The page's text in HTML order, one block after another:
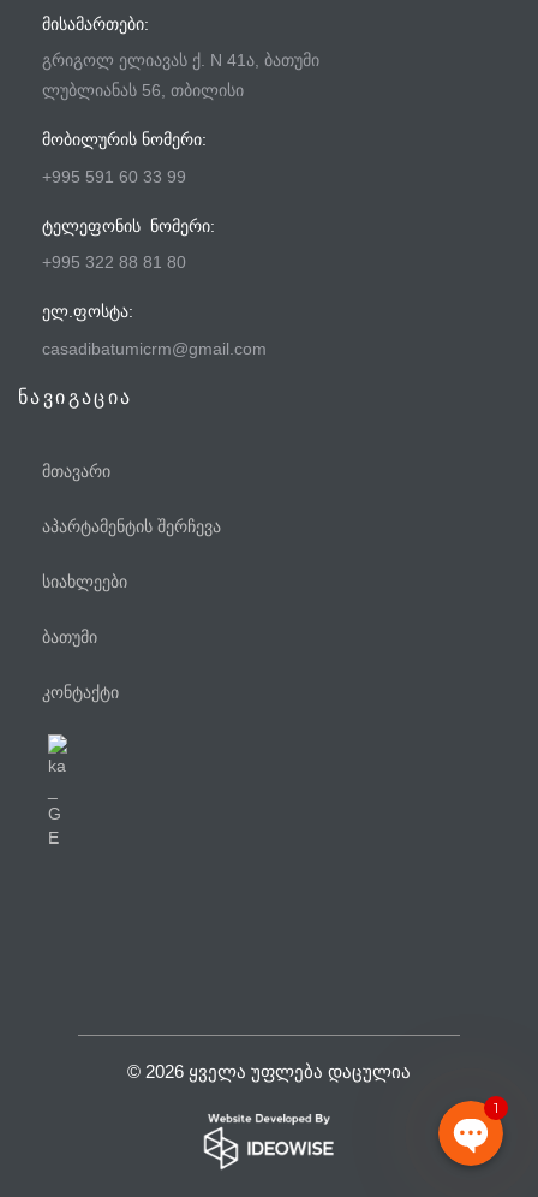
ᲛᲘᲡᲐᲛᲐᲠᲗᲔᲑᲘ:
გრიგოლ ელიავას ქ. N 41ა, ბათუმი
ლუბლიანას 56, თბილისი
ᲛᲝᲑᲘᲚᲣᲠᲘᲡ ᲜᲝᲛᲔᲠᲘ:
+995 591 60 33 99
ᲢᲔᲚᲔᲤᲝᲜᲘᲡ ᲜᲝᲛᲔᲠᲘ:
+995 322 88 81 80
ᲔᲚ.ᲤᲝᲡᲢᲐ:
casadibatumicrm@gmail.com
ნავიგაცია
მთავარი
აპარტამენტის შერჩევა
სიახლეები
ბათუმი
კონტაქტი
© 2026 ᲧᲕᲔᲚᲐ ᲣᲤᲚᲔᲑᲐ ᲓᲐᲪᲣᲚᲘᲐ
1